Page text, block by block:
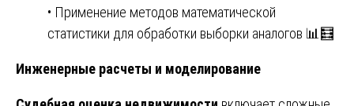
• Применение методов математической
статистики для обработки выборки аналогов 📊🧮
Инженерные расчеты и моделирование